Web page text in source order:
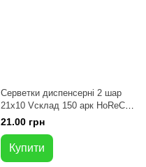
Серветки диспенсерні 2 шар
21х10 Vсклад 150 арк HoReCa
Lina
21.00 грн
Купити